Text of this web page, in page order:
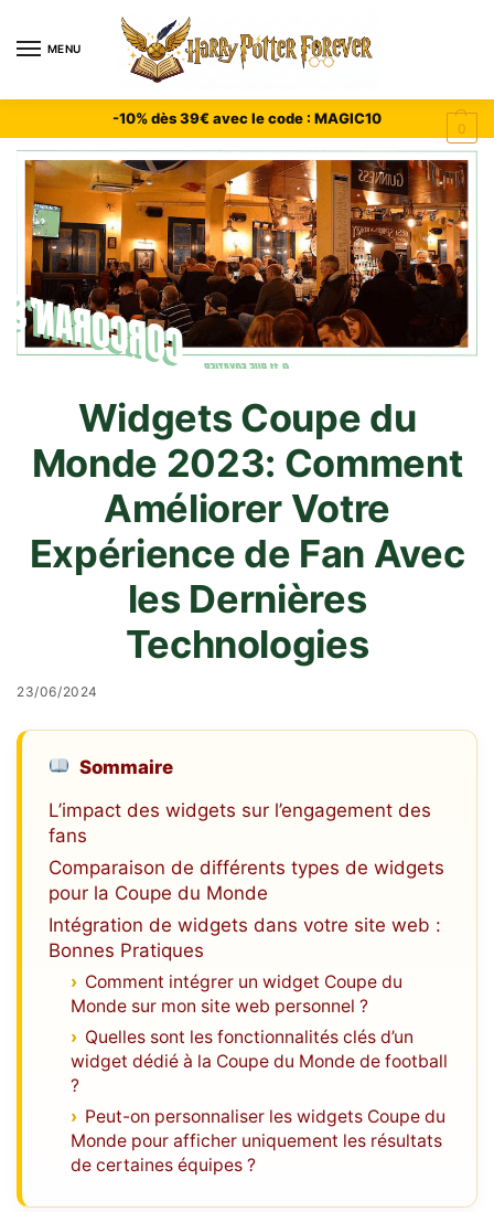
MENU
0
-10% dès 39€ avec le code : MAGIC10
Widgets Coupe du
Monde 2023: Comment
Améliorer Votre
Expérience de Fan Avec
les Dernières
Technologies
23/06/2024
Sommaire
L’impact des widgets sur l’engagement des
fans
Comparaison de différents types de widgets
pour la Coupe du Monde
Intégration de widgets dans votre site web :
Bonnes Pratiques
Comment intégrer un widget Coupe du
Monde sur mon site web personnel ?
Quelles sont les fonctionnalités clés d’un
widget dédié à la Coupe du Monde de football
?
Peut-on personnaliser les widgets Coupe du
Monde pour afficher uniquement les résultats
de certaines équipes ?